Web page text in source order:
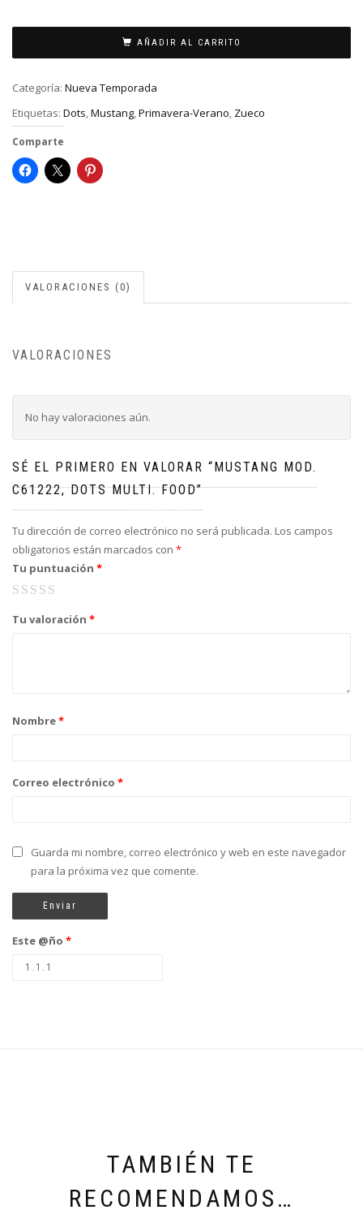
AÑADIR AL CARRITO
Categoría: Nueva Temporada
Etiquetas: Dots,Mustang,Primavera-Verano, Zueco
Comparte
VALORACIONES (0)
VALORACIONES
No hay valoraciones aún.
SÉ EL PRIMERO EN VALORAR “MUSTANG MOD.
C61222, DOTS MULTI. FOOD”
Tu dirección de correo electrónico no será publicada. Los campos
obligatorios están marcados con *
Tu puntuación *
1
5
2 de 5
3 de 5
4 de 5
5 de 5 estrellas
Tu valoración *
Nombre*
Correo electrónico *
Guarda mi nombre, correo electrónico y web en este navegador
para la próxima vez que comente.
Este @ño *
TAMBIÉN TE
RECOMENDAMOS…